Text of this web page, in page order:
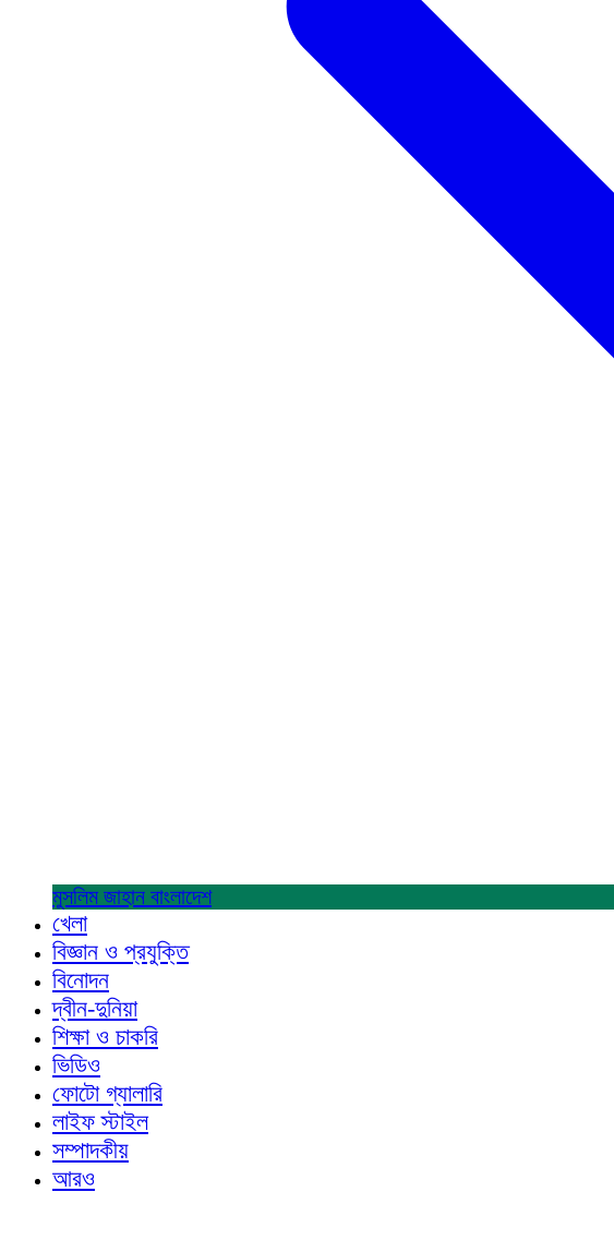
মুসলিম জাহান বাংলাদেশ
খেলা
বিজ্ঞান ও প্রযুক্তি
বিনোদন
দ্বীন-দুনিয়া
শিক্ষা ও চাকরি
ভিডিও
ফোটো গ্যালারি
লাইফ স্টাইল
সম্পাদকীয়
আরও